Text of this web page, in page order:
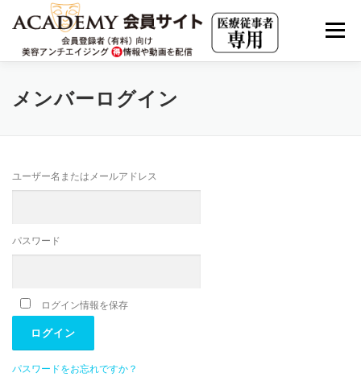
メニュー
会員限定動画（見放題） JHMアーカイブ
クリニカルエステ・アカデミー
メンバーログイン
ユーザー名またはメールアドレス
パスワード
ログイン情報を保存
パスワードをお忘れですか？